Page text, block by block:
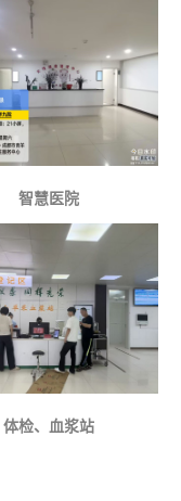
智慧医院
体检、血浆站